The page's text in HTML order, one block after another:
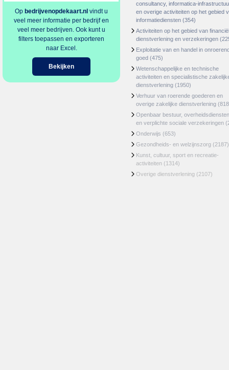
Op bedrijvenopdekaart.nl vindt u
veel meer informatie per bedrijf en
veel meer bedrijven. Ook kunt u
filters toepassen en exporteren
naar Excel.
Bekijken
consultancy, informatica-
en overige activiteiten op het gebied
informatiediensten (354)
Activiteiten op het gebied van
dienstverlening en verzekeringen
Exploitatie van en handel in
goed (475)
Wetenschappelijke en technische
activiteiten en specialistische
dienstverlening (1950)
Verhuur van roerende goederen en
overige zakelijke dienstverlening
Openbaar bestuur, overheidsdiensten
en verplichte sociale verzekeringen
Onderwijs (653)
Gezondheids- en welzijnszorg (2187)
Kunst, cultuur, sport en recreatie-
activiteiten (1314)
Overige dienstverlening (2107)